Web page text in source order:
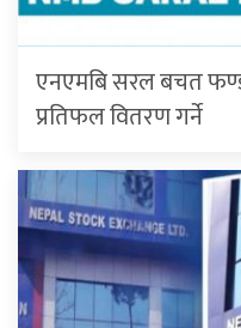
एनएमबि सरल बचत
प्रतिफल वितरण गर्ने